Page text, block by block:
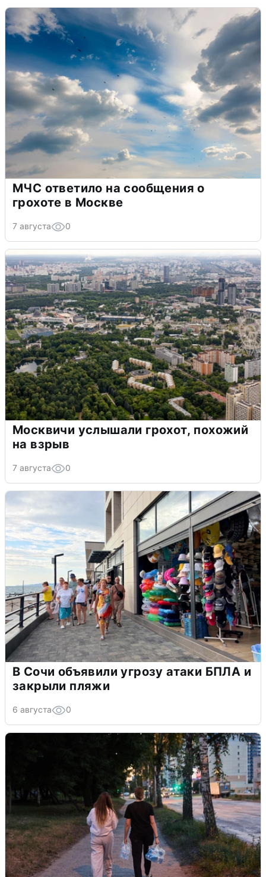
МЧС ответило на сообщения о
грохоте в Москве
7 августа 0
Москвичи услышали грохот, похожий
на взрыв
7 августа 0
В Сочи объявили угрозу атаки БПЛА и
закрыли пляжи
6 августа 0